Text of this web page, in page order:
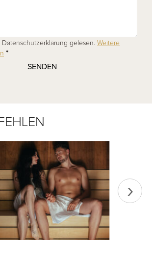
Datenschutzerklärung gelesen. Weitere
*
SENDEN
›